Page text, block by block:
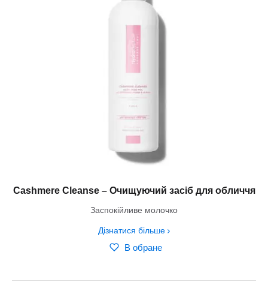
Cashmere Cleanse – Очищуючий засіб для обличчя
Заспокійливе молочко
Дізнатися більше
В обране